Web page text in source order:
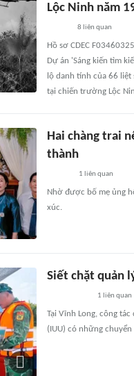
Lộc Ninh năm
8 liên quan
Hồ sơ CDEC
Dự án 'Sáng kiến tìm
lộ danh tính của 66
tại chiến trường Lộc
Hai chàng trai
thành
1 liên quan
Nhờ được bố mẹ ủng
xúc.
Siết chặt quản
1 liên quan
Tại Vĩnh Long, công
(IUU) có những